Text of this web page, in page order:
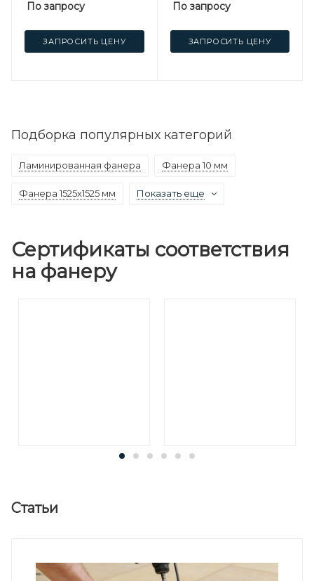
По запросу
ЗАПРОСИТЬ ЦЕНУ
По запросу
ЗАПРОСИТЬ ЦЕНУ
Подборка популярных категорий
Ламинированная фанера Фанера 10 мм
Фанера 1525х1525 мм Показать еще
Сертификаты соответствия
на фанеру
Статьи